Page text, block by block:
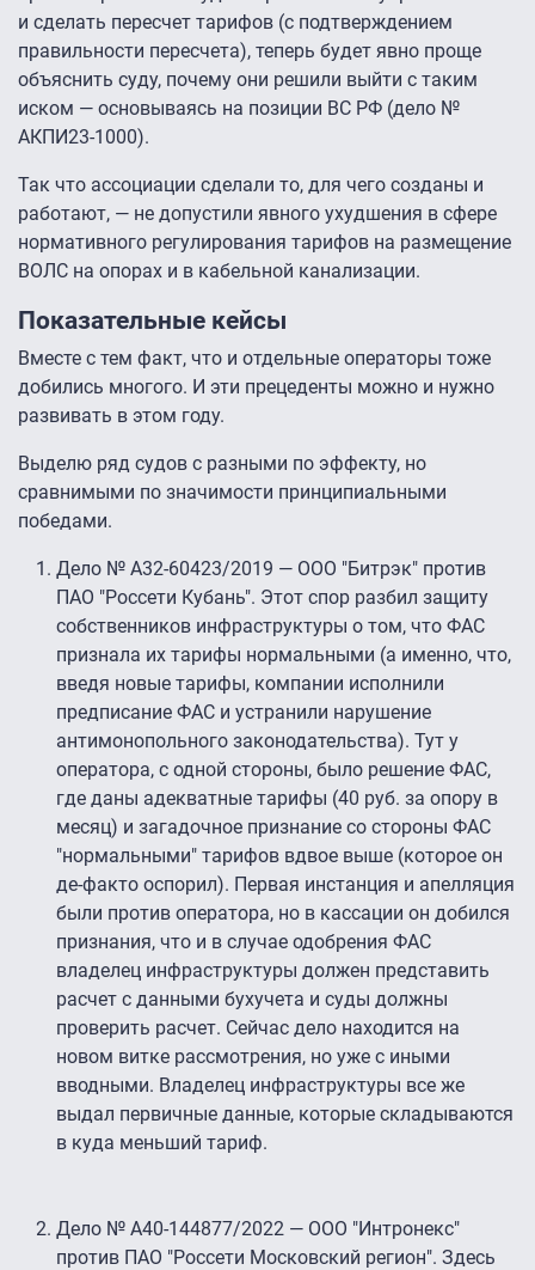
и сделать пересчет тарифов (с подтверждением
правильности пересчета), теперь будет явно проще
объяснить суду, почему они решили выйти с таким
иском — основываясь на позиции ВС РФ (дело №
АКПИ23-1000).
Так что ассоциации сделали то, для чего созданы и
работают, — не допустили явного ухудшения в сфере
нормативного регулирования тарифов на размещение
ВОЛС на опорах и в кабельной канализации.
Показательные кейсы
Вместе с тем факт, что и отдельные операторы тоже
добились многого. И эти прецеденты можно и нужно
развивать в этом году.
Выделю ряд судов с разными по эффекту, но
сравнимыми по значимости принципиальными
победами.
Дело № А32-60423/2019 — ООО "Битрэк" против
ПАО "Россети Кубань". Этот спор разбил защиту
собственников инфраструктуры о том, что ФАС
признала их тарифы нормальными (а именно, что,
введя новые тарифы, компании исполнили
предписание ФАС и устранили нарушение
антимонопольного законодательства). Тут у
оператора, с одной стороны, было решение ФАС,
где даны адекватные тарифы (40 руб. за опору в
месяц) и загадочное признание со стороны ФАС
"нормальными" тарифов вдвое выше (которое он
де-факто оспорил). Первая инстанция и апелляция
были против оператора, но в кассации он добился
признания, что и в случае одобрения ФАС
владелец инфраструктуры должен представить
расчет с данными бухучета и суды должны
проверить расчет. Сейчас дело находится на
новом витке рассмотрения, но уже с иными
вводными. Владелец инфраструктуры все же
выдал первичные данные, которые складываются
в куда меньший тариф.
Дело № А40-144877/2022 — ООО "Интронекс"
против ПАО "Россети Московский регион". Здесь